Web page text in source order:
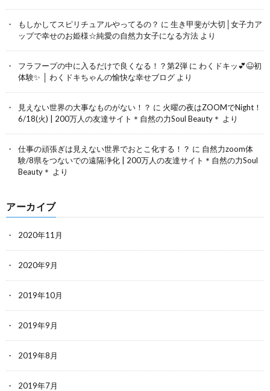
もしかしてスピリチュアルやってるの？ に 生き甲斐が大切│女子力ア
ップで幸せのお姫様☆純愛の自然力女子になる方法 より
フラフープの中に入るだけで良くなる！？第2弾 に わくドキッ💕😆初
体験✨ │ わくドキちゃんの愉快な幸せブログ より
見えない世界の大事なものがない！？ に 火曜の夜はZOOMでNight！
6/18(火) | 200万人の友達サイト＊自然の力Soul Beauty＊ より
仕事の頑張ぎは見えない世界でおとこ化する！？ に 自然力zoom体
験/8県をつないでの遠隔浄化 | 200万人の友達サイト＊自然の力Soul
Beauty＊ より
アーカイブ
2020年11月
2020年9月
2019年10月
2019年9月
2019年8月
2019年7月